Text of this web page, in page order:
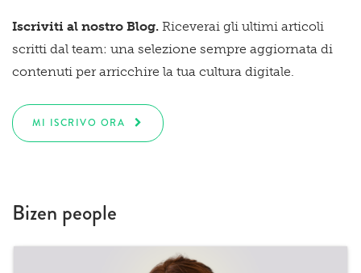
Iscriviti al nostro Blog. Riceverai gli ultimi articoli
scritti dal team: una selezione sempre aggiornata di
contenuti per arricchire la tua cultura digitale.
MI ISCRIVO ORA
Bizen people